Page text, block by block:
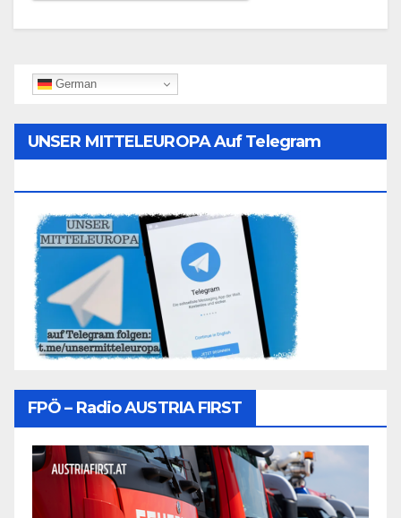
German
UNSER MITTELEUROPA Auf Telegram
FPÖ – Radio AUSTRIA FIRST